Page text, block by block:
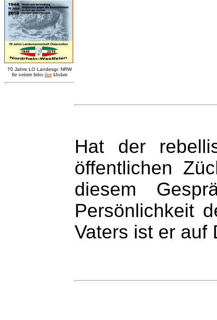
70 Jahre LO Landesgr. NRW
für weitere Infos hier klicken
Hat der
öffentlichen
diesem
Persönlichkeit
Vaters ist er auf